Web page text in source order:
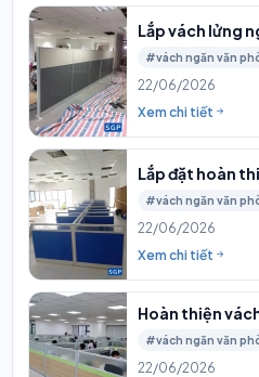
Lắp vách lửng
#vách ngăn văn
22/06/2026
Xem chi tiết
Lắp đặt hoàn
#vách ngăn văn
22/06/2026
Xem chi tiết
Hoàn thiện
#vách ngăn văn
22/06/2026